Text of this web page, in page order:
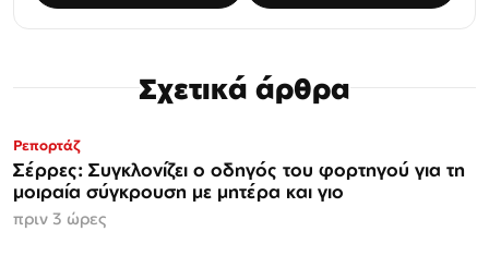
Σχετικά άρθρα
Ρεπορτάζ
Σέρρες: Συγκλονίζει ο οδηγός του φορτηγού για τη
μοιραία σύγκρουση με μητέρα και γιο
πριν 3 ώρες